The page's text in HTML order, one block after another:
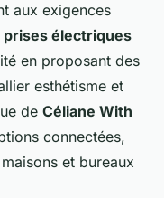
aux exigences
électriques
en proposant des
esthétisme et
de Céliane With
connectées,
et bureaux